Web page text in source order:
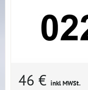
46 € inkl MWSt.